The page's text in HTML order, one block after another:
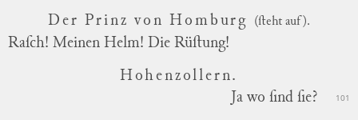
Der Prinz von Homburg (ſteht auf).
Raſch! Meinen Helm! Die Rüſtung!
Hohenzollern.
Ja wo ſind ſie?
101